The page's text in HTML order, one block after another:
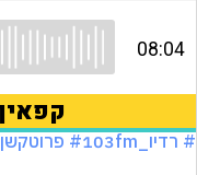
# רדיו_103fm # פרוטקשן